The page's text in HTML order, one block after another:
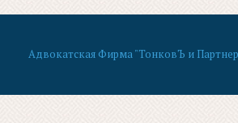
Адвокатская Фирма "ТонковЪ и